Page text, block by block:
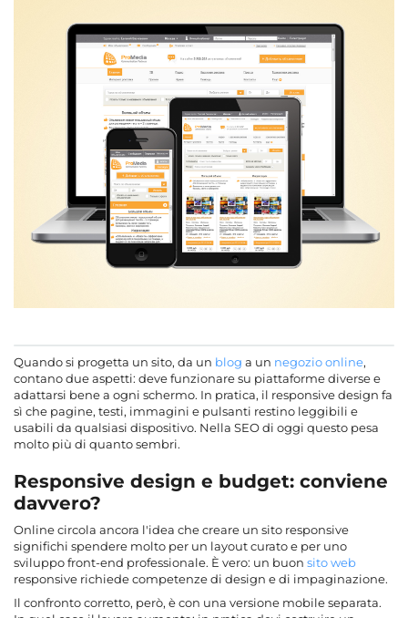
Quando si progetta un sito, da un blog a un negozio online,
contano due aspetti: deve funzionare su piattaforme diverse e
adattarsi bene a ogni schermo. In pratica, il responsive design fa
sì che pagine, testi, immagini e pulsanti restino leggibili e
usabili da qualsiasi dispositivo. Nella SEO di oggi questo pesa
molto più di quanto sembri.
Responsive design e budget: conviene
davvero?
Online circola ancora l'idea che creare un sito responsive
significhi spendere molto per un layout curato e per uno
sviluppo front-end professionale. È vero: un buon sito web
responsive richiede competenze di design e di impaginazione.
Il confronto corretto, però, è con una versione mobile separata.